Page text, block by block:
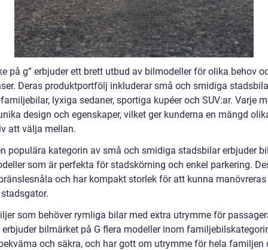
på g” erbjuder ett brett utbud av bilmodeller för olika behov
Deras produktportfölj inkluderar små och smidiga
lyxiga sedaner, sportiga kupéer och SUV:ar. Varje
design och egenskaper, vilket ger kunderna en mängd
att välja mellan.
populära kategorin av små och smidiga stadsbilar erbjuder
som är perfekta för stadskörning och enkel parkering.
och har kompakt storlek för att kunna
som behöver rymliga bilar med extra utrymme för
erbjuder bilmärket på G flera modeller inom
och säkra, och har gott om utrymme för hela familjen